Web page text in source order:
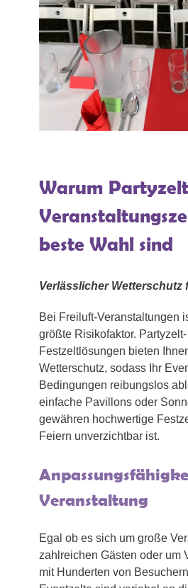
Warum
beste Wahl sind
Verlässlicher Wetterschutz
Bei Freiluft-Veranstaltungen
größte Risikofaktor. Partyzelt-
Festzeltlösungen bieten
Wetterschutz, sodass Ihr
Bedingungen reibungslos
einfache Pavillons oder
gewähren hochwertige
Feiern unverzichtbar ist.
Veranstaltung
Egal ob es sich um große
zahlreichen Gästen oder um
mit Hunderten von